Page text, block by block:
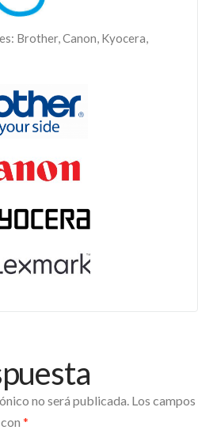
Brother, Canon, Kyocera,
no será publicada. Los campos
*